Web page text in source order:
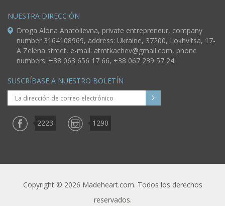
NUESTRA DIRECCIÓN
Droga Alona Anatolievna, private entrepreneur, company
number 3164108969, address: Ukraine, 37200, Lokhvitsa, 17-
A Zelena street, e-mail: atmtkachev@gmail.com, phone
numbers: +38 063 656 17 66, +38 067 239 57 24.
SUSCRÍBASE A NUESTRO BOLETÍN
2223 1290
Copyright © 2026 Madeheart.com. Todos los derechos
reservados.